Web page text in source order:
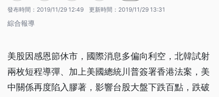
發布時間： 2019/11/29 12:49 更新時間： 2019/11/29 13:31
綜合報導
美股因感恩節休市，國際消息多偏向利空，北韓試射
兩枚短程導彈、加上美國總統川普簽署香港法案，美
中關係再度陷入膠著，影響台股大盤下跌百點，跌破